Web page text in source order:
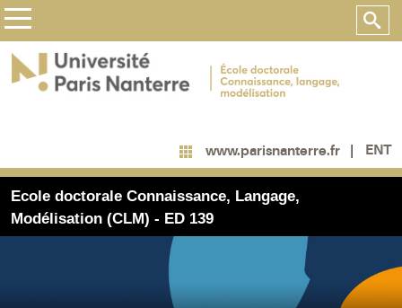
www.parisnanterre.fr ENT
Ecole doctorale Connaissance, Langage,
Modélisation (CLM) - ED 139